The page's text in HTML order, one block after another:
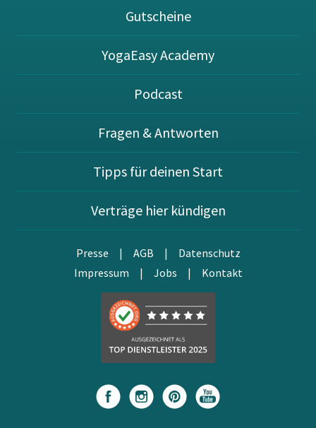
Gutscheine
YogaEasy Academy
Podcast
Fragen & Antworten
Tipps für deinen Start
Verträge hier kündigen
Presse | AGB |
Datenschutz
Impressum
| Jobs | Kontakt